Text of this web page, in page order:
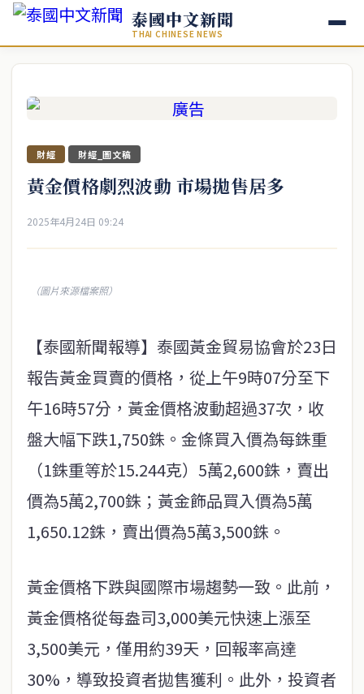
泰國中文新聞
THAI CHINESE NEWS
財經 財經_圖文稿
黃金價格劇烈波動 市場拋售居多
2025年4月24日 09:24
（圖片來源檔案照）
【泰國新聞報導】泰國黃金貿易協會於23日
報告黃金買賣的價格，從上午9時07分至下
午16時57分，黃金價格波動超過37次，收
盤大幅下跌1,750銖。金條買入價為每銖重
（1銖重等於15.244克）5萬2,600銖，賣出
價為5萬2,700銖；黃金飾品買入價為5萬
1,650.12銖，賣出價為5萬3,500銖。
黃金價格下跌與國際市場趨勢一致。此前，
黃金價格從每盎司3,000美元快速上漲至
3,500美元，僅用約39天，回報率高達
30%，導致投資者拋售獲利。此外，投資者